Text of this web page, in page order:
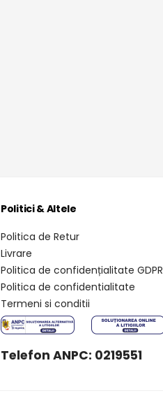
Politici & Altele
Politica de Retur
Livrare
Politica de confidențialitate GDPR
Politica de confidentialitate
Termeni si conditii
Telefon ANPC: 0219551